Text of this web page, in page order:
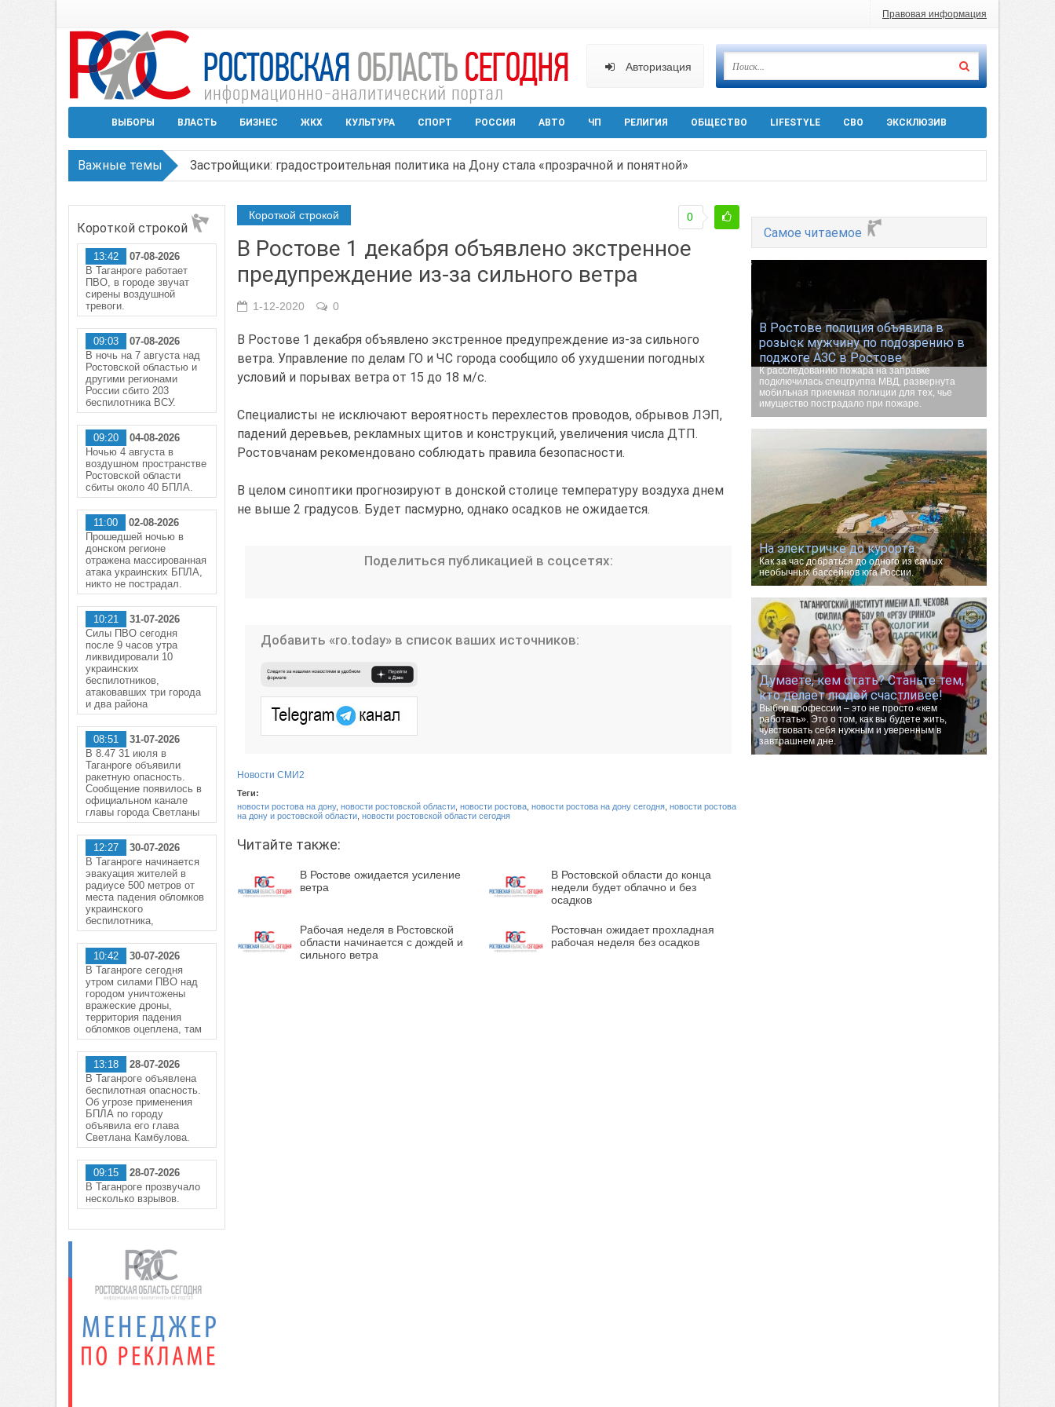
Правовая информация
Авторизация
ВЫБОРЫ ВЛАСТЬ БИЗНЕС ЖКХ КУЛЬТУРА СПОРТ РОССИЯ АВТО ЧП РЕЛИГИЯ ОБЩЕСТВО LIFESTYLE СВО ЭКСКЛЮЗИВ
Важные темы Застройщики: градостроительная политика на Дону стала «прозрачной и понятной»
В Чеховской библиотеке Таганрога открылась выставка посткроссинга
В Ростове задержан подозреваемый в ночном поджоге — сгорела АЗС и около двух десятков машин
Среди детей, ставших жертвами вражеской атаки в Геленжике, два малыша из Шахт
Короткой строкой
В Ростове 1 декабря объявлено экстренное
предупреждение из-за сильного ветра
0
1-12-2020 0
В Ростове 1 декабря объявлено экстренное предупреждение из-за сильного
ветра. Управление по делам ГО и ЧС города сообщило об ухудшении погодных
условий и порывах ветра от 15 до 18 м/с.
Специалисты не исключают вероятность перехлестов проводов, обрывов ЛЭП,
падений деревьев, рекламных щитов и конструкций, увеличения числа ДТП.
Ростовчанам рекомендовано соблюдать правила безопасности.
В целом синоптики прогнозируют в донской столице температуру воздуха днем
не выше 2 градусов. Будет пасмурно, однако осадков не ожидается.
Поделиться публикацией в соцсетях:
Добавить «ro.today» в список ваших источников:
Новости СМИ2
Теги:
новости ростова на дону, новости ростовской области новости ростова новости ростова на дону сегодня новости ростова
на дону и ростовской области новости ростовской области сегодня
Читайте также:
В Ростове ожидается усиление
ветра
В Ростовской области до конца
недели будет облачно и без
осадков
Рабочая неделя в Ростовской
области начинается с дождей и
сильного ветра
Ростовчан ожидает прохладная
рабочая неделя без осадков
Самое читаемое
В Ростове полиция объявила в
розыск мужчину по подозрению в
поджоге АЗС в Ростове
К расследованию пожара на заправке
подключилась спецгруппа МВД, развернута
мобильная приемная полиции для тех, чье
имущество пострадало при пожаре.
На электричке до курорта.
Как за час добраться до одного из самых
необычных бассейнов юга России.
Думаете, кем стать? Станьте тем,
кто делает людей счастливее!
Выбор профессии – это не просто «кем
работать». Это о том, как вы будете жить,
чувствовать себя нужным и уверенным в
завтрашнем дне.
Короткой строкой
13:42
07-08-2026
В Таганроге работает
ПВО, в городе звучат
сирены воздушной
тревоги.
09:03
07-08-2026
В ночь на 7 августа над
Ростовской областью и
другими регионами
России сбито 203
беспилотника ВСУ.
09:20
04-08-2026
Ночью 4 августа в
воздушном пространстве
Ростовской области
сбиты около 40 БПЛА.
11:00
02-08-2026
Прошедшей ночью в
донском регионе
отражена массированная
атака украинских БПЛА,
никто не пострадал.
10:21
31-07-2026
Силы ПВО сегодня
после 9 часов утра
ликвидировали 10
украинских
беспилотников,
атаковавших три города
и два района
08:51
31-07-2026
В 8.47 31 июля в
Таганроге объявили
ракетную опасность.
Сообщение появилось в
официальном канале
главы города Светланы
12:27
30-07-2026
В Таганроге начинается
эвакуация жителей в
радиусе 500 метров от
места падения обломков
украинского
беспилотника,
10:42
30-07-2026
В Таганроге сегодня
утром силами ПВО над
городом уничтожены
вражеские дроны,
территория падения
обломков оцеплена, там
13:18
28-07-2026
В Таганроге объявлена
беспилотная опасность.
Об угрозе применения
БПЛА по городу
объявила его глава
Светлана Камбулова.
09:15
28-07-2026
В Таганроге прозвучало
несколько взрывов.